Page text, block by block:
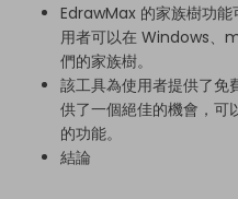
EdrawMax 的家族樹功能
用者可以在 Windows、
們的家族樹。
該工具為使用者提供了免
供了一個絕佳的機會，可
的功能。
結論